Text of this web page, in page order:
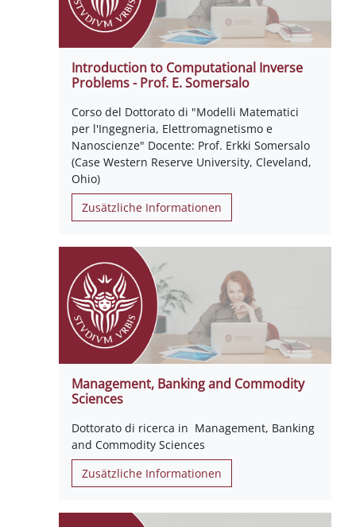
Introduction to Computational Inverse
Problems - Prof. E. Somersalo
Corso del Dottorato di "Modelli Matematici
per l'Ingegneria, Elettromagnetismo e
Nanoscienze" Docente: Prof. Erkki Somersalo
(Case Western Reserve University, Cleveland,
Ohio)
Zusätzliche Informationen
Management, Banking and Commodity
Sciences
Dottorato di ricerca in Management, Banking
and Commodity Sciences
Zusätzliche Informationen